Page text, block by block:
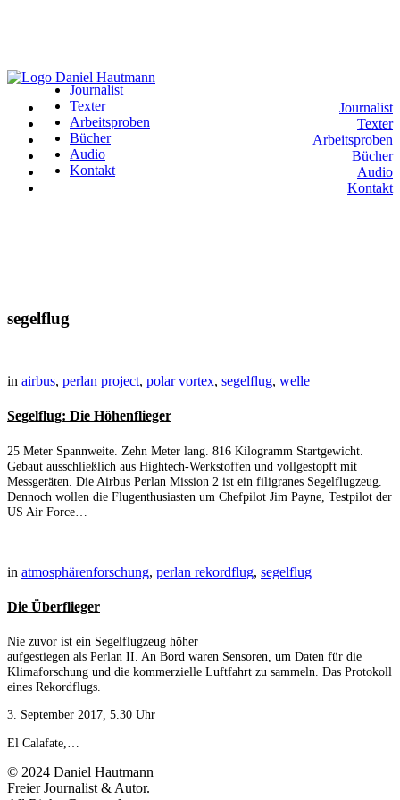
Journalist
Texter
Arbeitsproben
Bücher
Audio
Kontakt
Journalist
Texter
Arbeitsproben
Bücher
Audio
Kontakt
segelflug
in airbus, perlan project, polar vortex, segelflug, welle
Segelflug: Die Höhenflieger
25 Meter Spannweite. Zehn Meter lang. 816 Kilogramm Startgewicht.
Gebaut ausschließlich aus Hightech-Werkstoffen und vollgestopft mit
Messgeräten. Die Airbus Perlan Mission 2 ist ein filigranes Segelflugzeug.
Dennoch wollen die Flugenthusiasten um Chefpilot Jim Payne, Testpilot der
US Air Force…
in atmosphärenforschung, perlan rekordflug, segelflug
Die Überflieger
Nie zuvor ist ein Segelflugzeug höher
aufgestiegen als Perlan II. An Bord waren Sensoren, um Daten für die
Klimaforschung und die kommerzielle Luftfahrt zu sammeln. Das Protokoll
eines Rekordflugs.
3. September 2017, 5.30 Uhr
El Calafate,…
© 2024 Daniel Hautmann
Freier Journalist & Autor.